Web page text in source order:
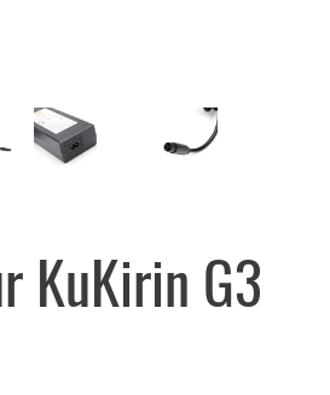
KuKirin G3